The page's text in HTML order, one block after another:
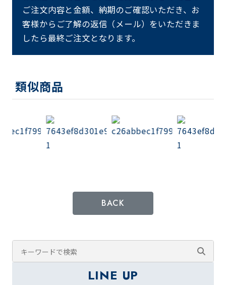
ご注文内容と金額、納期のご確認いただき、お
客様からご了解の返信（メール）をいただきま
したら最終ご注文となります。
類似商品
BACK
LINE UP